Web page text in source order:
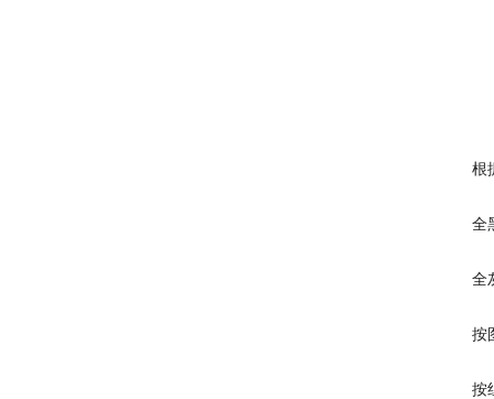
根
全
全
按
按